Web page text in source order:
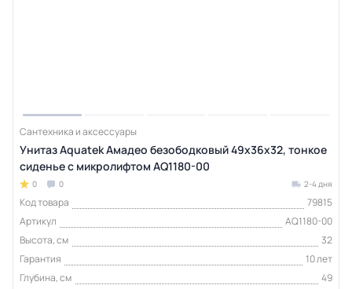
Сантехника и аксессуары
Унитаз Aquatek Амадео безободковый 49х36х32, тонкое
сиденье с микролифтом AQ1180-00
0 0 2-4 дня
Код товара
79815
Артикул
AQ1180-00
Высота, см
32
Гарантия
10 лет
Глубина, см
49